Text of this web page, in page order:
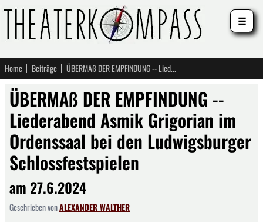
Home Beiträge ÜBERMAß DER EMPFINDUNG -- Liederabend Asmik Grigorian im Ordenssaal bei den Ludwigsburger Schlossfestspielen
ÜBERMAß DER EMPFINDUNG --
Liederabend Asmik Grigorian im
Ordenssaal bei den Ludwigsburger
Schlossfestspielen
am 27.6.2024
Geschrieben vonALEXANDER WALTHER
☰